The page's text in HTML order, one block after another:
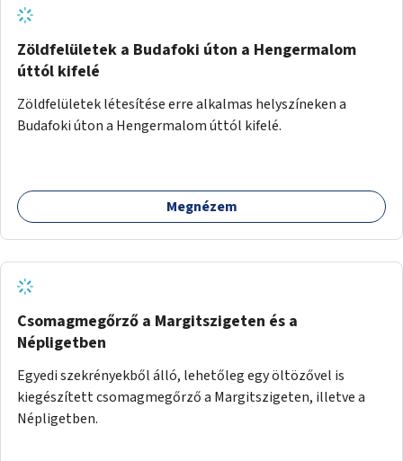
Zöldfelületek a Budafoki úton a Hengermalom
úttól kifelé
Zöldfelületek létesítése erre alkalmas helyszíneken a
Budafoki úton a Hengermalom úttól kifelé.
Megnézem
Csomagmegőrző a Margitszigeten és a
Népligetben
Egyedi szekrényekből álló, lehetőleg egy öltözővel is
kiegészített csomagmegőrző a Margitszigeten, illetve a
Népligetben.